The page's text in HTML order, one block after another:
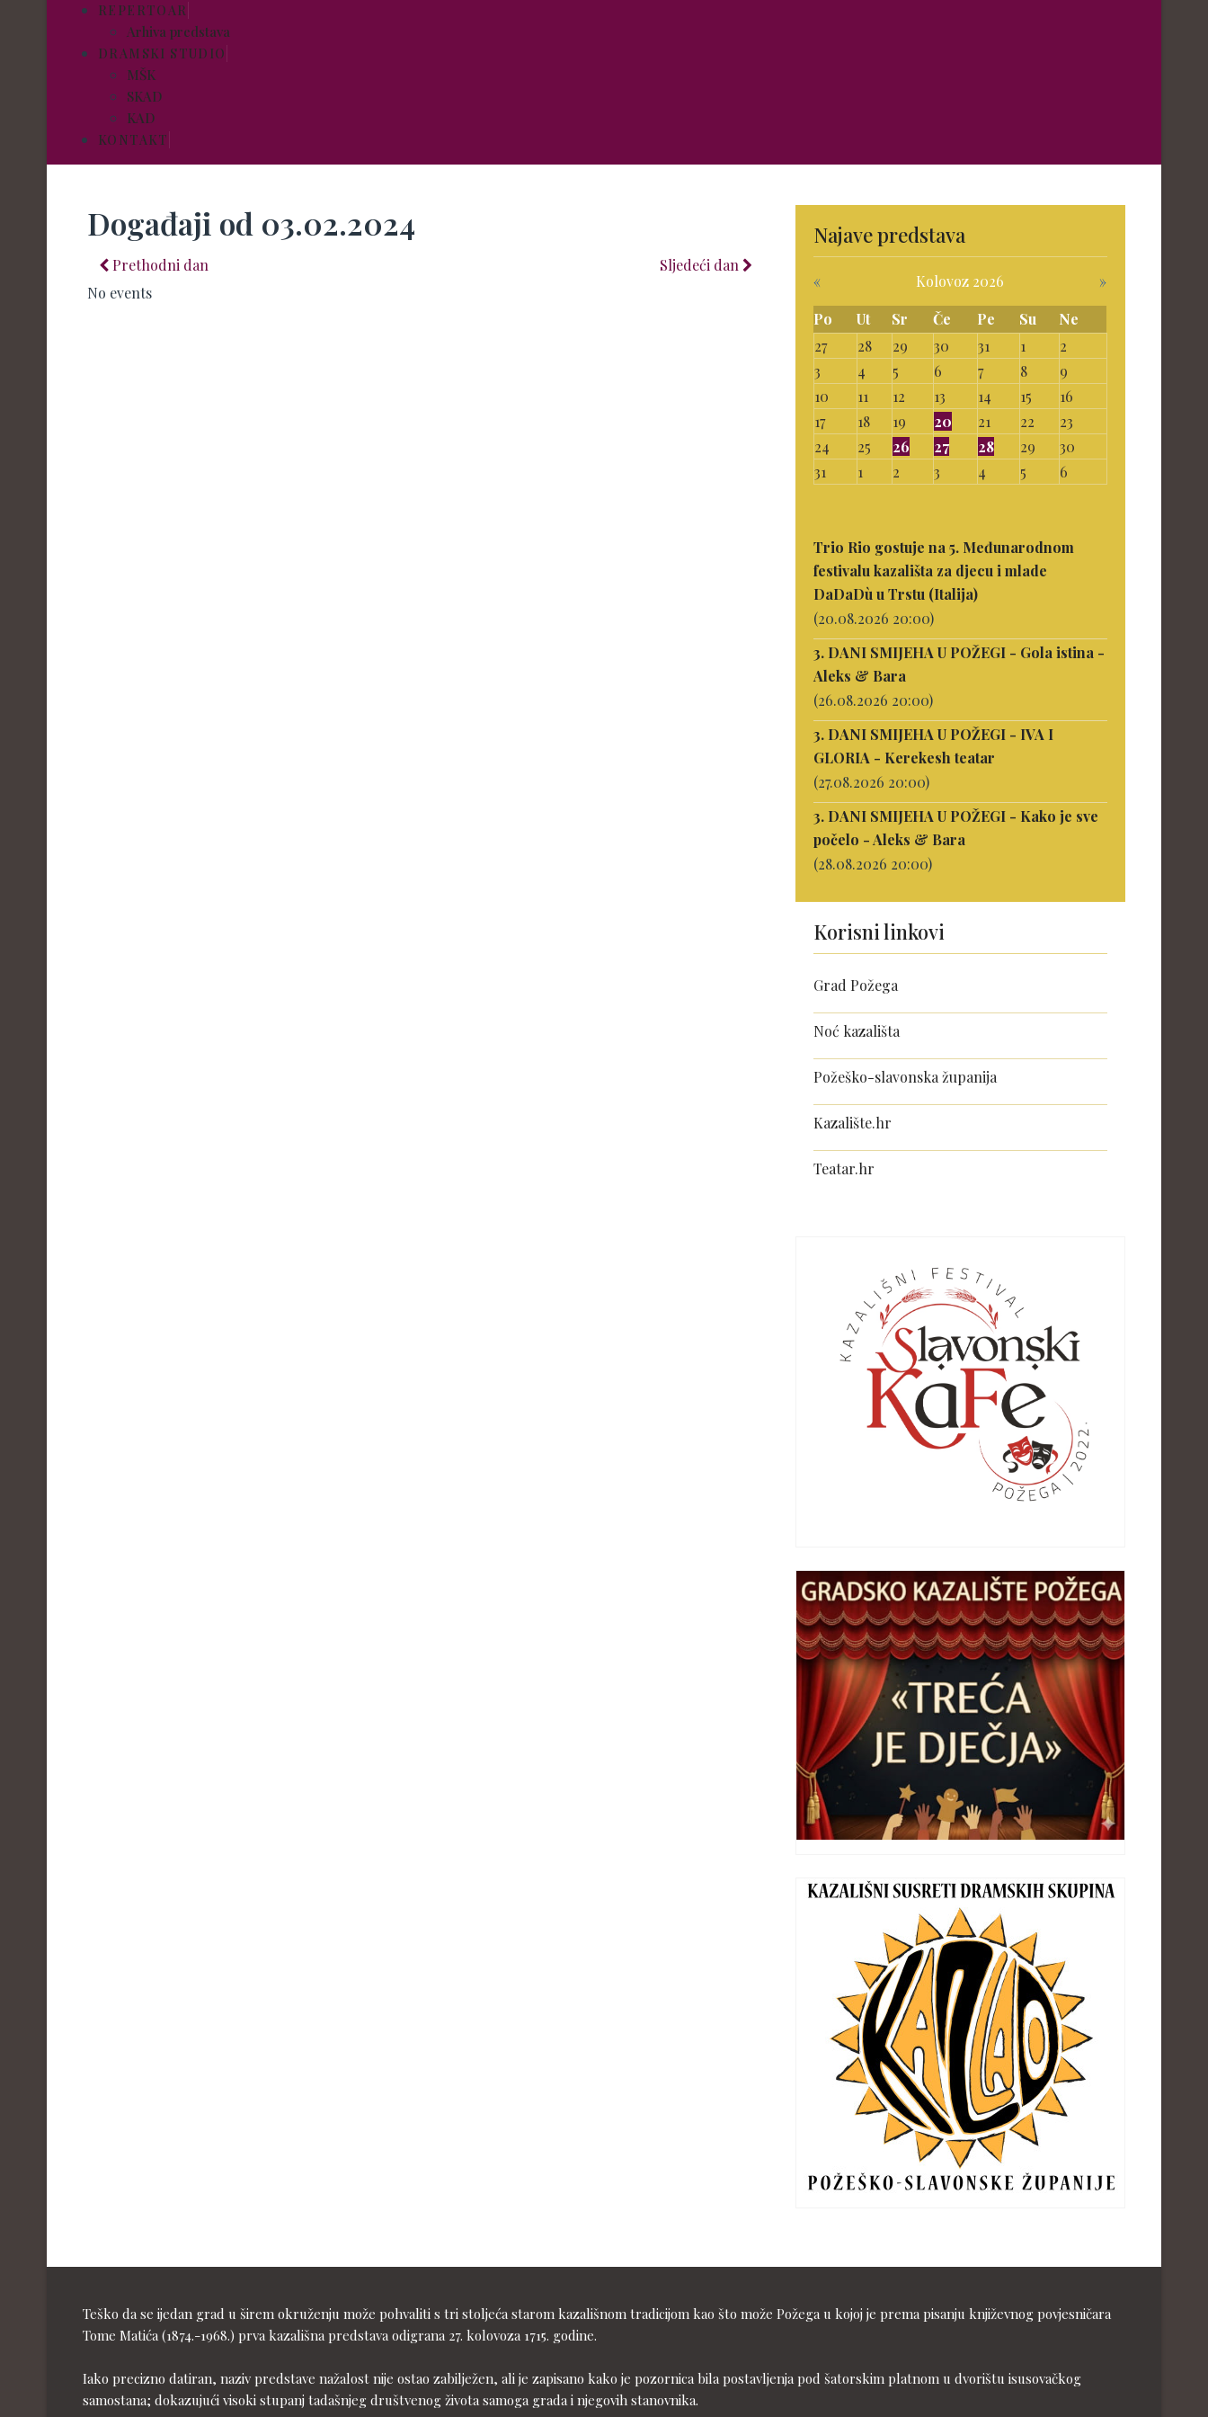
REPERTOAR
Arhiva predstava
DRAMSKI STUDIO
MŠK
SKAD
KAD
KONTAKT
Događaji od 03.02.2024
Prethodni dan
Sljedeći dan
No events
Najave predstava
« Kolovoz 2026
»
Po
Ut Sr Če Pe Su
Ne
27
28 29 30 31 1
2
3
4 5 6 7 8
9
10
11 12 13 14 15
16
17
18 19 20 21 22
23
24
25 26 27 28 29
30
31
1 2 3 4 5 6
Trio Rio gostuje na 5. Međunarodnom
festivalu kazališta za djecu i mlade
DaDaDù u Trstu (Italija)
(20.08.2026 20:00)
3. DANI SMIJEHA U POŽEGI - Gola istina -
Aleks & Bara
(26.08.2026 20:00)
3. DANI SMIJEHA U POŽEGI - IVA I
GLORIA - Kerekesh teatar
(27.08.2026 20:00)
3. DANI SMIJEHA U POŽEGI - Kako je sve
počelo - Aleks & Bara
(28.08.2026 20:00)
Korisni linkovi
Grad Požega
Noć kazališta
Požeško-slavonska županija
Kazalište.hr
Teatar.hr
Teško da se ijedan grad u širem okruženju može pohvaliti s tri stoljeća starom kazališnom tradicijom kao što može Požega u kojoj je prema pisanju književnog povjesničara
Tome Matića (1874.-1968.) prva kazališna predstava odigrana 27. kolovoza 1715. godine.
Iako precizno datiran, naziv predstave nažalost nije ostao zabilježen, ali je zapisano kako je pozornica bila postavljenja pod šatorskim platnom u dvorištu isusovačkog
samostana; dokazujući visoki stupanj tadašnjeg društvenog života samoga grada i njegovih stanovnika.